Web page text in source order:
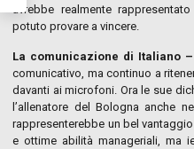
avrebbe realmente
potuto provare a vincere.
La comunicazione di Italiano –
comunicativo, ma continuo a
davanti ai microfoni. Ora le sue
l’allenatore del Bologna anche
rappresenterebbe un bel
e ottime abilità manageriali, ma